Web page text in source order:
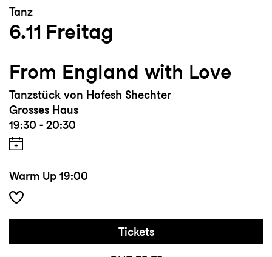
Tanz
6.11 Freitag
From England with Love
Tanzstück von Hofesh Shechter
Grosses Haus
19:30 - 20:30
Warm Up 19:00
Tickets